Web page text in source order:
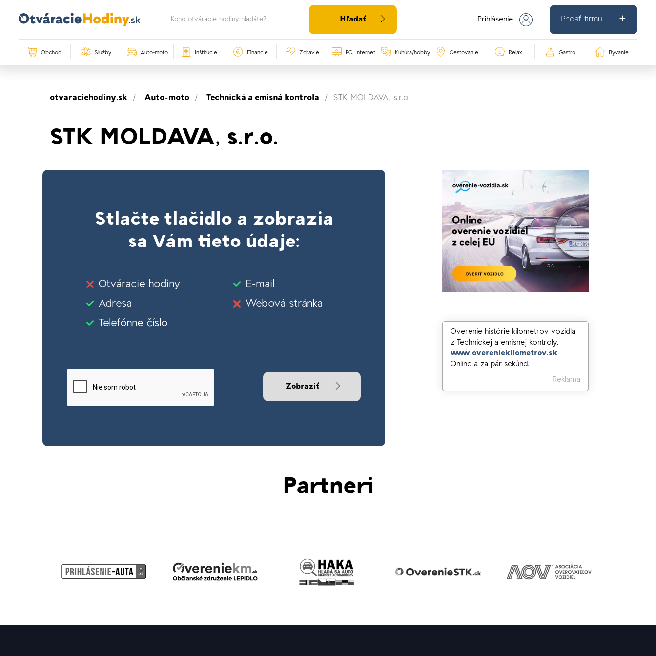
Hľadať Prihlásenie Pridať firmu
Obchod Služby Auto-moto Inštitúcie Financie Zdravie PC, internet Kultúra/hobby Cestovanie Relax Gastro Bývanie
otvaraciehodiny.sk Auto-moto Technická a emisná kontrola STK MOLDAVA, s.r.o.
STK MOLDAVA, s.r.o.
Stlačte tlačidlo a zobrazia
sa Vám tieto údaje:
Otváracie hodiny
Adresa
Telefónne číslo
E-mail
Webová stránka
Zobraziť
Overenie histórie kilometrov vozidla
z Technickej a emisnej kontroly.
www.overeniekilometrov.sk
Online a za pár sekúnd.
Reklama
Partneri